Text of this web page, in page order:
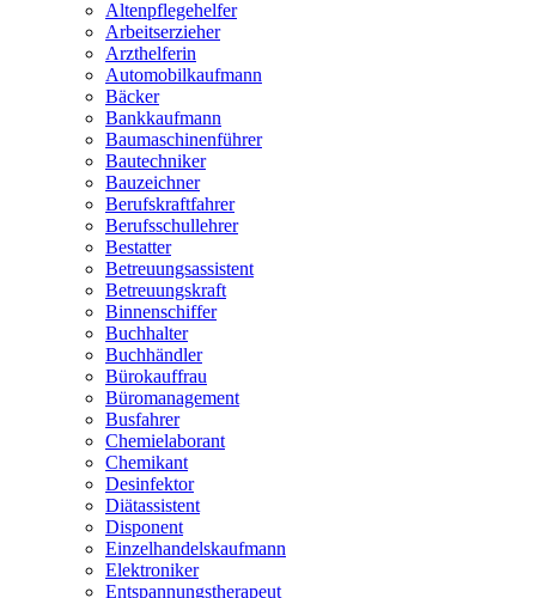
Altenpflegehelfer
Arbeitserzieher
Arzthelferin
Automobilkaufmann
Bäcker
Bankkaufmann
Baumaschinenführer
Bautechniker
Bauzeichner
Berufskraftfahrer
Berufsschullehrer
Bestatter
Betreuungsassistent
Betreuungskraft
Binnenschiffer
Buchhalter
Buchhändler
Bürokauffrau
Büromanagement
Busfahrer
Chemielaborant
Chemikant
Desinfektor
Diätassistent
Disponent
Einzelhandelskaufmann
Elektroniker
Entspannungstherapeut